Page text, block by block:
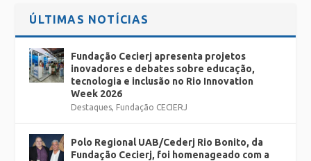
Ho
rários específicos de funcionamento da Caravana da
Ciência:
09/06 – 9h às 12h e 13h às 20h
10/06 – 9h às 12h e 13h às 20h
11/06 – 10h às 12h e 13h às 21h
12/06 – 10h às 12h e 13h às 18h
ÚLTIMAS NOTÍCIAS
Fundação Cecierj apresenta projetos
inovadores e debates sobre educação,
tecnologia e inclusão no Rio Innovation
Week 2026
Destaques, Fundação CECIERJ
Polo Regional UAB/Cederj Rio Bonito, da
Fundação Cecierj, foi homenageado com a